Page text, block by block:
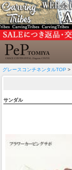
グレースコンチネンタルTOP >
サンダル